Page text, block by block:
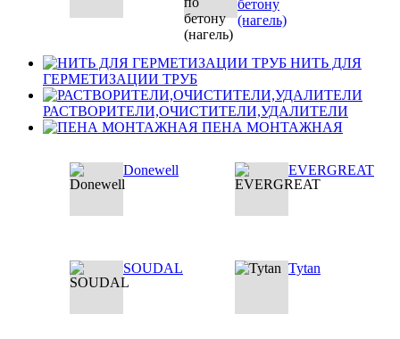
бетону
(нагель)
НИТЬ ДЛЯ
ГЕРМЕТИЗАЦИИ ТРУБ
РАСТВОРИТЕЛИ,ОЧИСТИТЕЛИ,УДАЛИТЕЛИ
ПЕНА МОНТАЖНАЯ
Donewell EVERGREAT
SOUDAL Tytan